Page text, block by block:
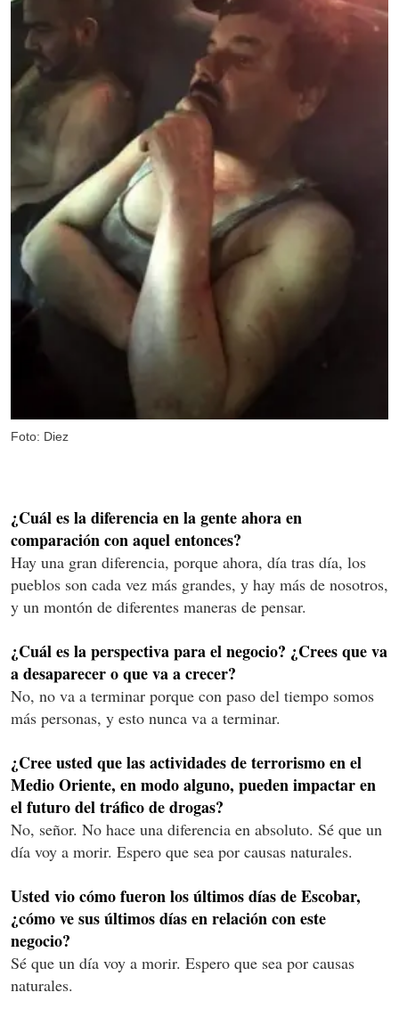
Foto: Diez
¿Cuál es la diferencia en la gente ahora en
comparación con aquel entonces?
Hay una gran diferencia, porque ahora, día tras día, los
pueblos son cada vez más grandes, y hay más de nosotros,
y un montón de diferentes maneras de pensar.
¿Cuál es la perspectiva para el negocio? ¿Crees que va
a desaparecer o que va a crecer?
No, no va a terminar porque con paso del tiempo somos
más personas, y esto nunca va a terminar.
¿Cree usted que las actividades de terrorismo en el
Medio Oriente, en modo alguno, pueden impactar en
el futuro del tráfico de drogas?
No, señor. No hace una diferencia en absoluto. Sé que un
día voy a morir. Espero que sea por causas naturales.
Usted vio cómo fueron los últimos días de Escobar,
¿cómo ve sus últimos días en relación con este
negocio?
Sé que un día voy a morir. Espero que sea por causas
naturales.